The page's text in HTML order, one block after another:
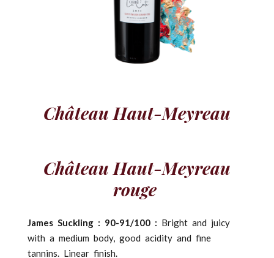
Château Haut-Meyreau
Château Haut-Meyreau
rouge
James Suckling : 90-91/100 : Bright and juicy
with a medium body, good acidity and fine
tannins. Linear finish.